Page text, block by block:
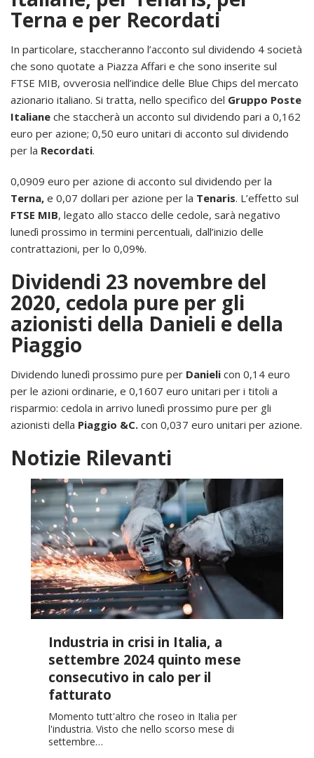
Terna e per Recordati
In particolare, staccheranno l’acconto sul dividendo 4 società
che sono quotate a Piazza Affari e che sono inserite sul
FTSE MIB, ovverosia nell’indice delle Blue Chips del mercato
azionario italiano. Si tratta, nello specifico del Gruppo Poste
Italiane che staccherà un acconto sul dividendo pari a 0,162
euro per azione; 0,50 euro unitari di acconto sul dividendo
per la Recordati.
0,0909 euro per azione di acconto sul dividendo per la
Terna, e 0,07 dollari per azione per la Tenaris. L’effetto sul
FTSE MIB, legato allo stacco delle cedole, sarà negativo
lunedì prossimo in termini percentuali, dall’inizio delle
contrattazioni, per lo 0,09%.
Dividendi 23 novembre del
2020, cedola pure per gli
azionisti della Danieli e della
Piaggio
Dividendo lunedì prossimo pure per Danieli con 0,14 euro
per le azioni ordinarie, e 0,1607 euro unitari per i titoli a
risparmio: cedola in arrivo lunedì prossimo pure per gli
azionisti della Piaggio &C. con 0,037 euro unitari per azione.
Notizie Rilevanti
Industria in crisi in Italia, a
settembre 2024 quinto mese
consecutivo in calo per il
fatturato
Momento tutt'altro che roseo in Italia per
l'industria. Visto che nello scorso mese di
settembre…